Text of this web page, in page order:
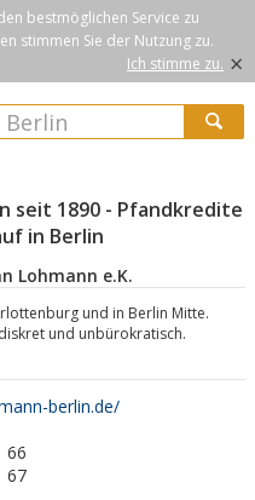
bestmöglichen Service zu
stimmen Sie der Nutzung zu.
Ich stimme zu. ×
seit 1890 - Pfandkredite
in Berlin
Lohmann e.K.
und in Berlin Mitte.
und unbürokratisch.
berlin.de/
66
67